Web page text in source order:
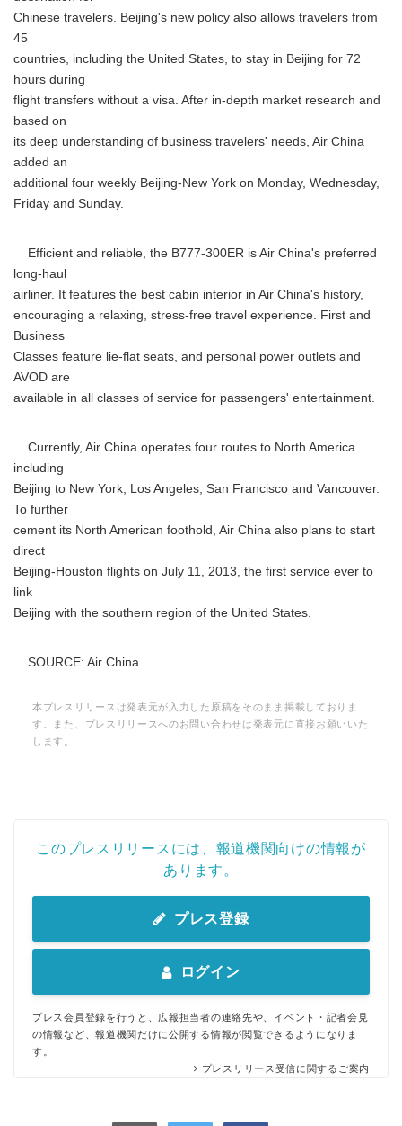
Chinese travelers. Beijing's new policy also allows travelers from
45
countries, including the United States, to stay in Beijing for 72
hours during
flight transfers without a visa. After in-depth market research and
based on
its deep understanding of business travelers' needs, Air China
added an
additional four weekly Beijing-New York on Monday, Wednesday,
Friday and Sunday.
Efficient and reliable, the B777-300ER is Air China's preferred
long-haul
airliner. It features the best cabin interior in Air China's history,
encouraging a relaxing, stress-free travel experience. First and
Business
Classes feature lie-flat seats, and personal power outlets and
AVOD are
available in all classes of service for passengers' entertainment.
Currently, Air China operates four routes to North America
including
Beijing to New York, Los Angeles, San Francisco and Vancouver.
To further
cement its North American foothold, Air China also plans to start
direct
Beijing-Houston flights on July 11, 2013, the first service ever to
link
Beijing with the southern region of the United States.
SOURCE: Air China
本プレスリリースは発表元が入力した原稿をそのまま掲載しておりま
す。また、プレスリリースへのお問い合わせは発表元に直接お願いいた
します。
このプレスリリースには、報道機関向けの情報が
あります。
プレス登録
ログイン
プレス会員登録を行うと、広報担当者の連絡先や、イベント・記者会見
の情報など、報道機関だけに公開する情報が閲覧できるようになりま
す。
プレスリリース受信に関するご案内